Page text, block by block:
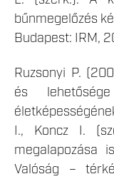
bűnmegelőzés
Budapest: IRM,
Ruzsonyi P.
és
I., Koncz I.
megalapozása
Valóság –